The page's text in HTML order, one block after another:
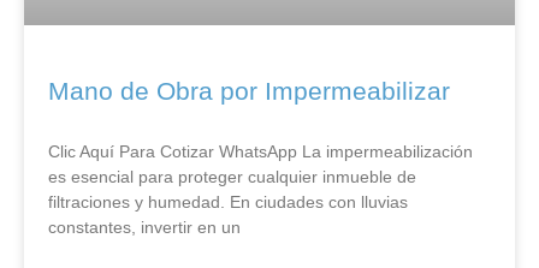
Mano de Obra por Impermeabilizar
Clic Aquí Para Cotizar​ WhatsApp La impermeabilización
es esencial para proteger cualquier inmueble de
filtraciones y humedad. En ciudades con lluvias
constantes, invertir en un